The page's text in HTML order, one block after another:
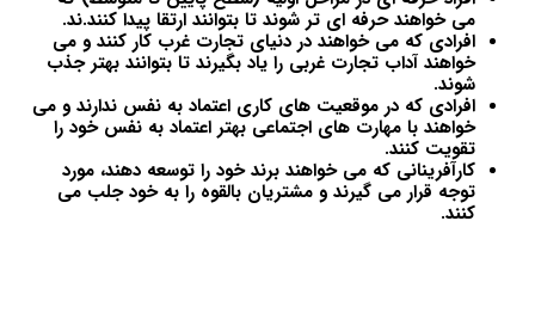
می خواهند حرفه ای تر شوند تا بتوانند ارتقا پیدا کنند.ند.
افرادی که می خواهند در دنیای تجارت غرب کار کنند و می
خواهند آداب تجارت غربی را یاد بگیرند تا بتوانند بهتر جذب
شوند.
افرادی که در موقعیت های کاری اعتماد به نفس ندارند و می
خواهند با مهارت های اجتماعی بهتر اعتماد به نفس خود را
تقویت کنند.
کارآفرینانی که می خواهند برند خود را توسعه دهند، مورد
توجه قرار می گیرند و مشتریان بالقوه را به خود جلب می
کنند.